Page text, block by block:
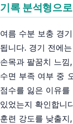
기록 분석형으
여름 수분 보충 경
됩니다. 경기 전에
손목과 팔꿈치 느
수면 부족 여부 중
점수를 잃은 이유
있었는지 확인합니
훈련 강도를 낮출